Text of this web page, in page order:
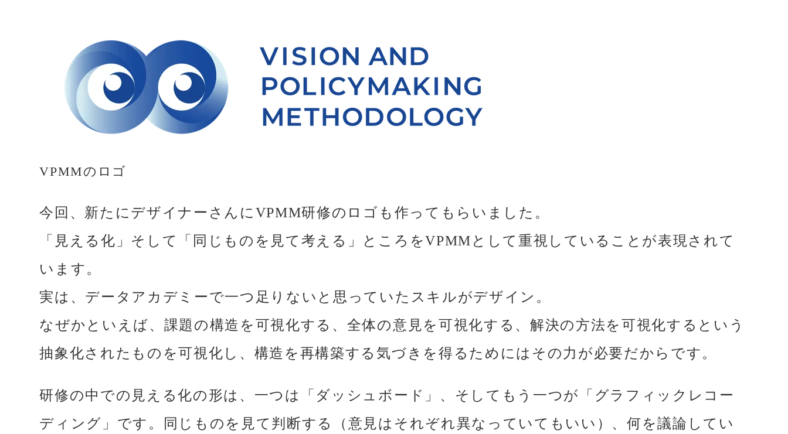
VPMMのロゴ
今回、新たにデザイナーさんにVPMM研修のロゴも作ってもらいました。
「見える化」そして「同じものを見て考える」ところをVPMMとして重視していることが表現されて
います。
実は、データアカデミーで一つ足りないと思っていたスキルがデザイン。
なぜかといえば、課題の構造を可視化する、全体の意見を可視化する、解決の方法を可視化するという
抽象化されたものを可視化し、構造を再構築する気づきを得るためにはその力が必要だからです。
研修の中での見える化の形は、一つは「ダッシュボード」、そしてもう一つが「グラフィックレコー
ディング」です。同じものを見て判断する（意見はそれぞれ異なっていてもいい）、何を議論してい